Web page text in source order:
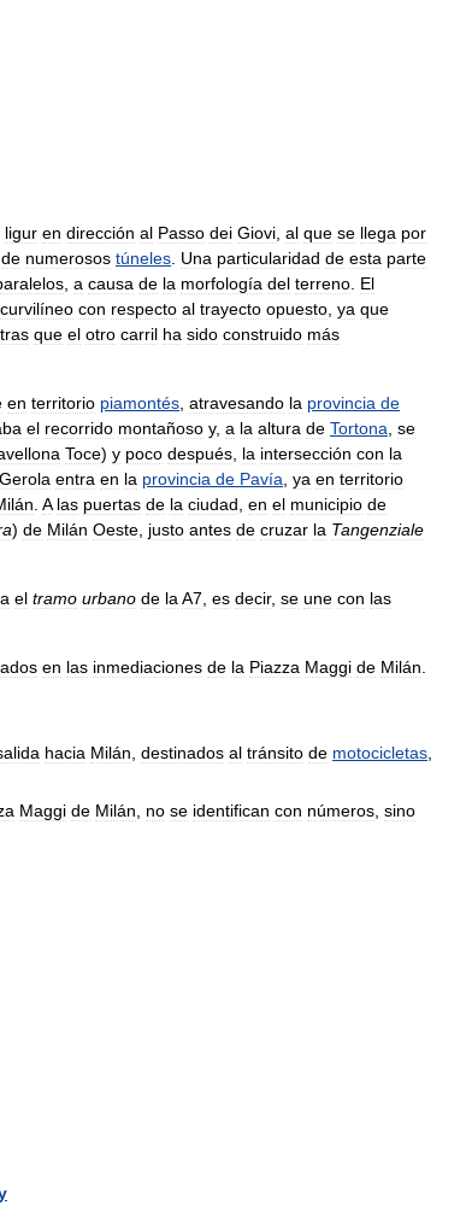
ligur en dirección al Passo dei Giovi al que se llega por
de numerosos túneles Una particularidad de esta parte
a causa de la morfología del terreno El
curvilíneo con respecto al trayecto opuesto ya que
que el otro carril ha sido construido más
en territorio piamontés atravesando la provincia de
el recorrido montañoso y, a la altura de Tortona se
Toce) y poco después la intersección con la
Gerola entra en la provincia de Pavía ya en territorio
A las puertas de la ciudad en el municipio de
) de Milán Oeste justo antes de cruzar la Tangenziale
el tramo urbano de la A7 es decir, se une con las
en las inmediaciones de la Piazza Maggi de Milán
hacia Milán destinados al tránsito de motocicletas
Maggi de Milán no se identifican con números sino